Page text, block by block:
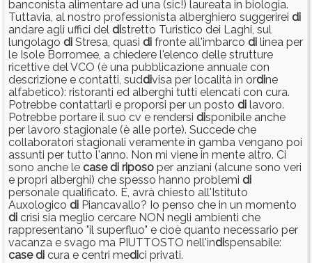
banconista alimentare ad una (sic!) laureata in biologia.
Tuttavia, al nostro professionista alberghiero suggerirei di
andare agli uffici del distretto Turistico dei Laghi, sul
lungolago di Stresa, quasi di fronte all'imbarco di linea per
le Isole Borromee, a chiedere l'elenco delle strutture
ricettive del VCO (è una pubblicazione annuale con
descrizione e contatti, suddivisa per località in ordine
alfabetico): ristoranti ed alberghi tutti elencati con cura.
Potrebbe contattarli e proporsi per un posto di lavoro.
Potrebbe portare il suo cv e rendersi disponibile anche
per lavoro stagionale (è alle porte). Succede che
collaboratori stagionali veramente in gamba vengano poi
assunti per tutto l'anno. Non mi viene in mente altro. Ci
sono anche le case di riposo per anziani (alcune sono veri
e propri alberghi) che spesso hanno problemi di
personale qualificato. E, avrà chiesto all'Istituto
Auxologico di Piancavallo? Io penso che in un momento
di crisi sia meglio cercare NON negli ambienti che
rappresentano "il superfluo" e cioè quanto necessario per
vacanza e svago ma PIUTTOSTO nell'indispensabile:
case di cura e centri medici privati.